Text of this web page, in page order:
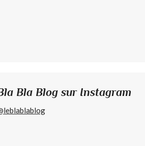
Bla Blog sur Instagram